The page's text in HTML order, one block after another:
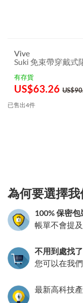
Vive
Suki 免束帶穿戴式
有存貨
US$63.26
已售出4件
為何要選擇我
100% 保密
帳單不會提
不用到處找了
您可以在我
最新高科技